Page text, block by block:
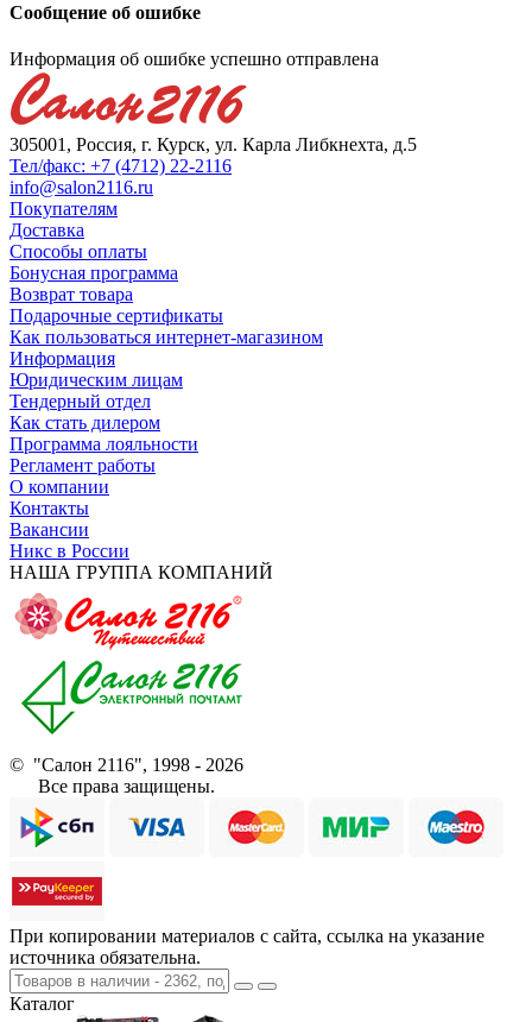
Сообщение об ошибке
Информация об ошибке успешно отправлена
305001, Россия, г. Курск, ул. Карла Либкнехта, д.5
Тел/факс: +7 (4712) 22-2116
info@salon2116.ru
Покупателям
Доставка
Способы оплаты
Бонусная программа
Возврат товара
Подарочные сертификаты
Как пользоваться интернет-магазином
Информация
Юридическим лицам
Тендерный отдел
Как стать дилером
Программа лояльности
Регламент работы
О компании
Контакты
Вакансии
Никс в России
НАША ГРУППА КОМПАНИЙ
© "Салон 2116", 1998 - 2026
Все права защищены.
При копировании материалов с сайта, ссылка на указание
источника обязательна.
Каталог